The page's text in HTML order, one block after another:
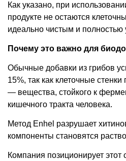
Как указано, при
продукте не остаются
идеально чистым и
Почему это важно для
Обычные добавки из грибов
15%, так как клеточные стенки
— вещества, стойкого к
кишечного тракта человека.
Метод Enhel разрушает
компоненты становятся
Компания позиционирует этот